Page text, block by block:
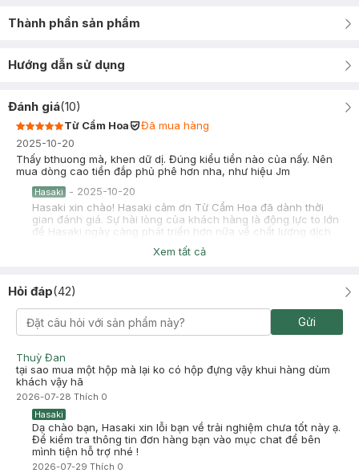
Thành phần sản phẩm
Hướng dẫn sử dụng
Đánh giá(10)
Từ Cẩm Hoa
Đã mua hàng
2025-10-20
Thấy bthuong mà, khen dữ dị. Đúng kiểu tiền nào của nấy. Nên
mua dòng cao tiền đắp phủ phê hơn nha, như hiệu Jm
Hasaki - 2025-10-20
Hasaki xin chào! Hasaki cảm ơn Từ Cẩm Hoa đã dành thời
gian đánh giá. Sự hài lòng của khách hàng là động lực to lớn
để Hasaki ngày càng phát triển hơn nữa về chất lượng dịch
vụ. Cảm ơn bạn đã tin tưởng và mua sắm tại Hasaki!
2025-09-23
Hasaki -2025-09-23
Hasaki xin chào! Hasaki cảm ơn Bùi Thanh Tuyền đã dành
thời gian đánh giá. Sự hài lòng của khách hàng là động lực to
lớn để Hasaki ngày càng phát triển hơn nữa về chất lượng
dịch vụ. Cảm ơn bạn đã tin tưởng và mua sắm tại Hasaki!
Xem tất cả
Hỏi đáp(42)
Gửi
Thuỳ Đan
tại sao mua một hộp mà lại ko có hộp đựng vậy khui hàng dùm
khách vậy hã
2026-07-28 Thích 0
Hasaki
Dạ chào bạn, Hasaki xin lỗi bạn về trải nghiệm chưa tốt này ạ.
Để kiểm tra thông tin đơn hàng bạn vào mục chat để bên
mình tiện hỗ trợ nhé !
2026-07-29 Thích 0